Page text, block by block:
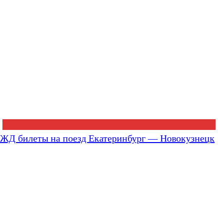
ЖД билеты на поезд Екатеринбург — Новокузнецк